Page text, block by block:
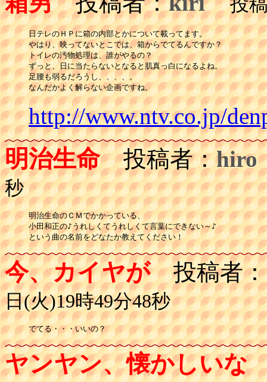
投稿
日テレのＨＰに箱の内部とかについて載ってます。
やはり、映ってないとこでは、箱からでてるんですか？
トイレの汚物処理は、誰がやるの？
ずっと、日に当たらないとなると肌真っ白になるよね。
足腰も弱るだろうし、、、、。
http://www.ntv.co.jp/
明治生命投稿者：hiro
秒
明治生命のＣＭでかかっている、
小田和正の♪うれしくてうれしくて言葉にできない～♪
という曲の名前をどなたか教えてください！
今、カイヤが投稿者：
日(火)19時49分48秒
でてる・・・いいの？
ヤンヤン、懐かしいな